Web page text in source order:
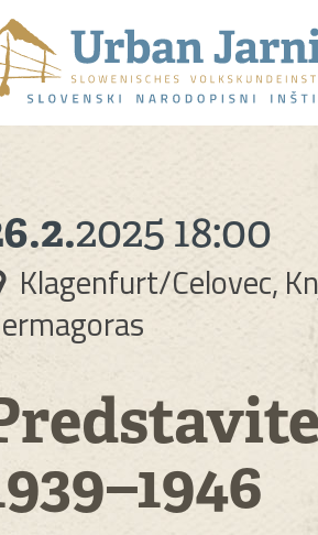
202518:00
Klagenfurt/Celovec,